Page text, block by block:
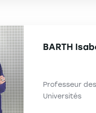
BARTH
Professeur des
Universités